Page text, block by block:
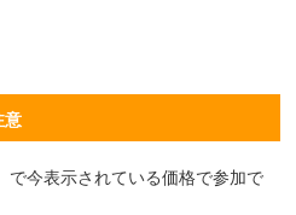
意
今表示されている価格で参加で